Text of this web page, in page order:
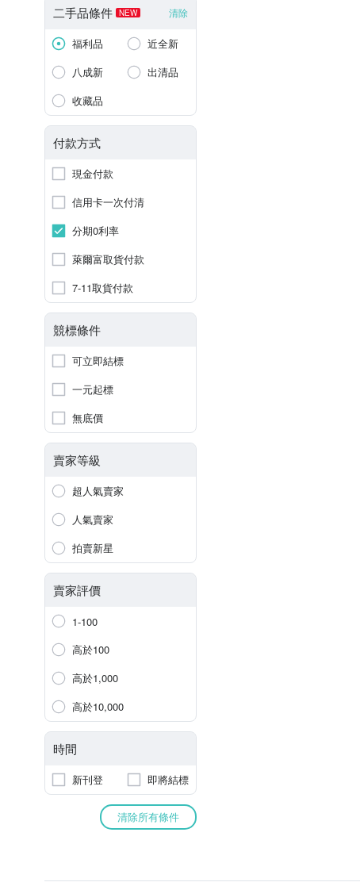
二手品條件 NEW 清除
福利品
近全新
八成新
出清品
收藏品
付款方式
現金付款
信用卡一次付清
分期0利率
萊爾富取貨付款
7-11取貨付款
競標條件
可立即結標
一元起標
無底價
賣家等級
超人氣賣家
人氣賣家
拍賣新星
賣家評價
1-100
高於100
高於1,000
高於10,000
時間
新刊登 即將結標
清除所有條件